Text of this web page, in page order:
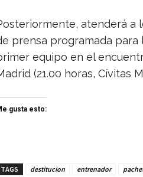
atenderá a
prensa programada para
equipo en el
(21.00 horas, Cívitas
gusta esto:
TAGS destitucion entrenador